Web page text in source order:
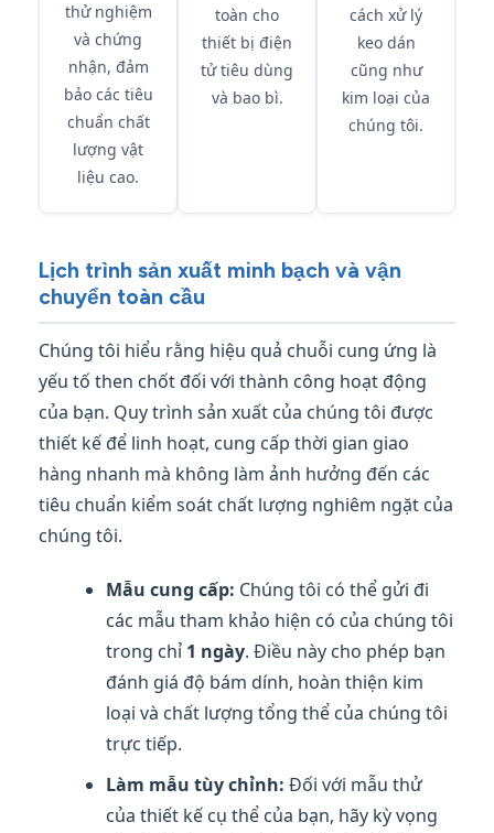
thử nghiệm
và chứng
nhận, đảm
bảo các tiêu
chuẩn chất
lượng vật
liệu cao.
toàn cho
thiết bị điện
tử tiêu dùng
và bao bì.
cách xử lý
keo dán
cũng như
kim loại của
chúng tôi.
Lịch trình sản xuất minh bạch và vận
chuyển toàn cầu
Chúng tôi hiểu rằng hiệu quả chuỗi cung ứng là
yếu tố then chốt đối với thành công hoạt động
của bạn. Quy trình sản xuất của chúng tôi được
thiết kế để linh hoạt, cung cấp thời gian giao
hàng nhanh mà không làm ảnh hưởng đến các
tiêu chuẩn kiểm soát chất lượng nghiêm ngặt của
chúng tôi.
Mẫu cung cấp: Chúng tôi có thể gửi đi
các mẫu tham khảo hiện có của chúng tôi
trong chỉ 1 ngày. Điều này cho phép bạn
đánh giá độ bám dính, hoàn thiện kim
loại và chất lượng tổng thể của chúng tôi
trực tiếp.
Làm mẫu tùy chỉnh: Đối với mẫu thử
của thiết kế cụ thể của bạn, hãy kỳ vọng